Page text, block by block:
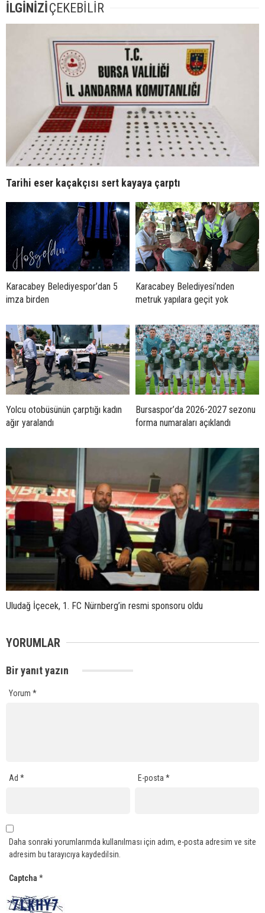
İLGİNİZİÇEKEBİLİR
Tarihi eser kaçakçısı sert kayaya çarptı
Karacabey Belediyespor’dan 5
imza birden
Karacabey Belediyesi’nden
metruk yapılara geçit yok
Yolcu otobüsünün çarptığı kadın
ağır yaralandı
Bursaspor’da 2026-2027 sezonu
forma numaraları açıklandı
Uludağ İçecek, 1. FC Nürnberg’in resmi sponsoru oldu
YORUMLAR
Bir yanıt yazın
Yorum *
Ad * E-posta*
Daha sonraki yorumlarımda kullanılması için adım, e-posta adresim ve site
adresim bu tarayıcıya kaydedilsin.
Captcha *